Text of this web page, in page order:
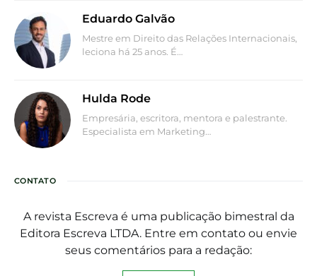
Eduardo Galvão
Mestre em Direito das Relações Internacionais,
leciona há 25 anos. É…
Hulda Rode
Empresária, escritora, mentora e palestrante.
Especialista em Marketing…
CONTATO
A revista Escreva é uma publicação bimestral da
Editora Escreva LTDA. Entre em contato ou envie
seus comentários para a redação: